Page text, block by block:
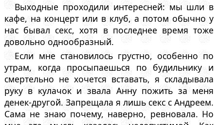
Выходные проходили интересней: мы шли в
кафе, на концерт или в клуб, а потом обычно у
нас бывал секс, хотя в последнее время тоже
довольно однообразный.
Если мне становилось грустно, особенно по
утрам, когда просыпаешься по будильнику и
смертельно не хочется вставать, я складывала
руку в кулачок и звала Анну пожить за меня
денек-другой. Запрещала я лишь секс с Андреем.
Сама не знаю почему, наверно, ревновала. Но